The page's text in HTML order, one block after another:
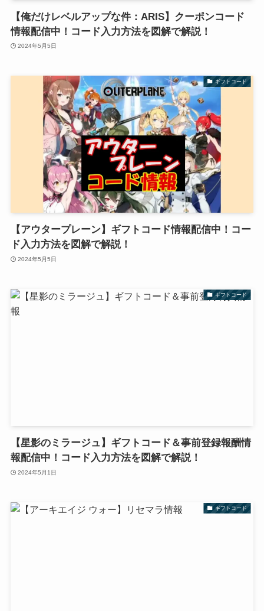
【俺だけレベルアップな件：ARIS】クーポンコード
情報配信中！コード入力方法を図解で解説！
2024年5月5日
ギフトコード
【アウタープレーン】ギフトコード情報配信中！コー
ド入力方法を図解で解説！
2024年5月5日
ギフトコード
【星影のミラージュ】ギフトコード＆事前登録報酬情
報配信中！コード入力方法を図解で解説！
2024年5月1日
ギフトコード